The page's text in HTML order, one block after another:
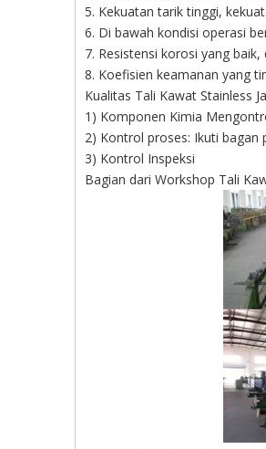
5. Kekuatan tarik tinggi,
6. Di bawah kondisi operasi
7. Resistensi korosi yang
8. Koefisien keamanan yang
Kualitas Tali Kawat Stainless
1) Komponen Kimia
2) Kontrol proses: Ikuti
3) Kontrol Inspeksi
Bagian dari Workshop Tali